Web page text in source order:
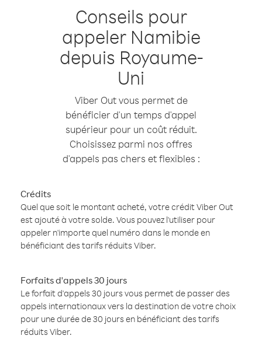
Conseils pour
appeler Namibie
depuis Royaume-
Uni
Viber Out vous permet de
bénéficier d'un temps d'appel
supérieur pour un coût réduit.
Choisissez parmi nos offres
d'appels pas chers et flexibles :
Crédits
Quel que soit le montant acheté, votre crédit Viber Out
est ajouté à votre solde. Vous pouvez l'utiliser pour
appeler n'importe quel numéro dans le monde en
bénéficiant des tarifs réduits Viber.
Forfaits d'appels 30 jours
Le forfait d'appels 30 jours vous permet de passer des
appels internationaux vers la destination de votre choix
pour une durée de 30 jours en bénéficiant des tarifs
réduits Viber.